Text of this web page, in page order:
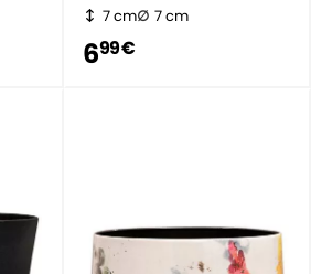
7 cm 7 cm
699 €